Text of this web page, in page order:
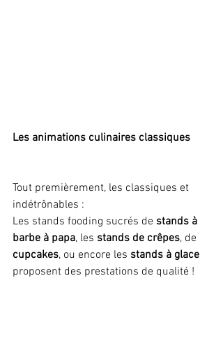
Les animations culinaires classiques
Tout premièrement, les classiques et
indétrônables :
Les stands fooding sucrés de stands à
barbe à papa, les stands de crêpes, de
cupcakes, ou encore les stands à glace
proposent des prestations de qualité !